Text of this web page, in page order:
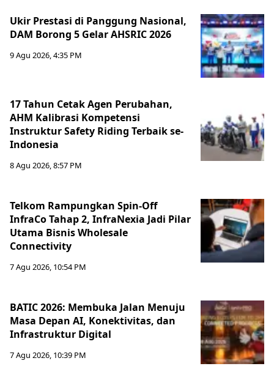
Ukir Prestasi di Panggung Nasional,
DAM Borong 5 Gelar AHSRIC 2026
9 Agu 2026, 4:35 PM
17 Tahun Cetak Agen Perubahan,
AHM Kalibrasi Kompetensi
Instruktur Safety Riding Terbaik se-
Indonesia
8 Agu 2026, 8:57 PM
Telkom Rampungkan Spin-Off
InfraCo Tahap 2, InfraNexia Jadi Pilar
Utama Bisnis Wholesale
Connectivity
7 Agu 2026, 10:54 PM
BATIC 2026: Membuka Jalan Menuju
Masa Depan AI, Konektivitas, dan
Infrastruktur Digital
7 Agu 2026, 10:39 PM